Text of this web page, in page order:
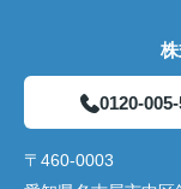
0120-
〒460-0003